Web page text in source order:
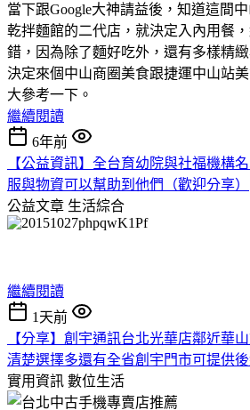
當下跟Google大神請益後，知道這間
乾拌麵館的二代店，就決定入內用餐
錯，因為除了麵好吃外，還有多樣精
決定來個中山商圈美食跟捷運中山站
大參考一下。
繼續閱讀
6年前
【公益資訊】全台育幼院與社福機構
服與物資可以幫助到他們（歡迎分享）
公益文章 生活綜合
繼續閱讀
1天前
【分享】創宇通訊台北光華店鄰近華
清楚選擇多還有全省創宇門市可提供
實用資訊 數位生活